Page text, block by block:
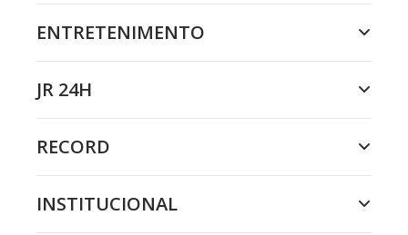
ENTRETENIMENTO
JR 24H
RECORD
INSTITUCIONAL